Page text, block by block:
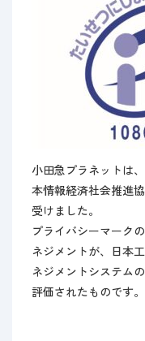
小田急プラネットは
本情報経済社会推進
受けました。
プライバシーマーク
ネジメントが、日本
ネジメントシステム
評価されたものです。